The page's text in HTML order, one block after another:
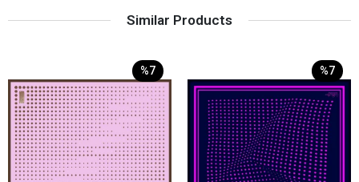
Similar Products
%7 %7